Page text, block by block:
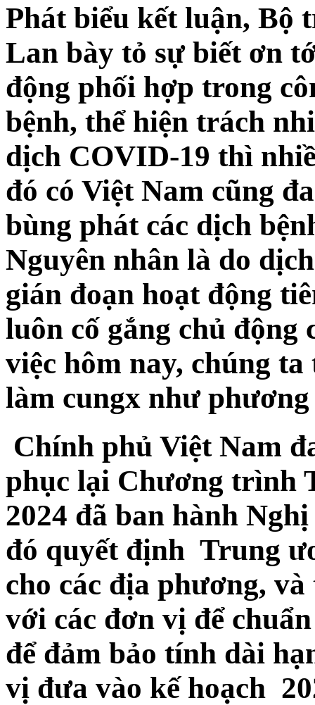
Phát biểu kết luận, Bộ
Lan bày tỏ sự biết ơn
động phối hợp trong
bệnh, thể hiện trách
dịch COVID-19 thì
đó có Việt Nam cũng
bùng phát các dịch
Nguyên nhân là do
gián đoạn hoạt động
luôn cố gắng chủ
việc hôm nay, chúng
làm cungx như
Chính phủ Việt Nam
phục lại Chương trình
2024 đã ban hành
đó quyết định Trung
cho các địa phương,
với các đơn vị để
để đảm bảo tính dài
vị đưa vào kế hoạch